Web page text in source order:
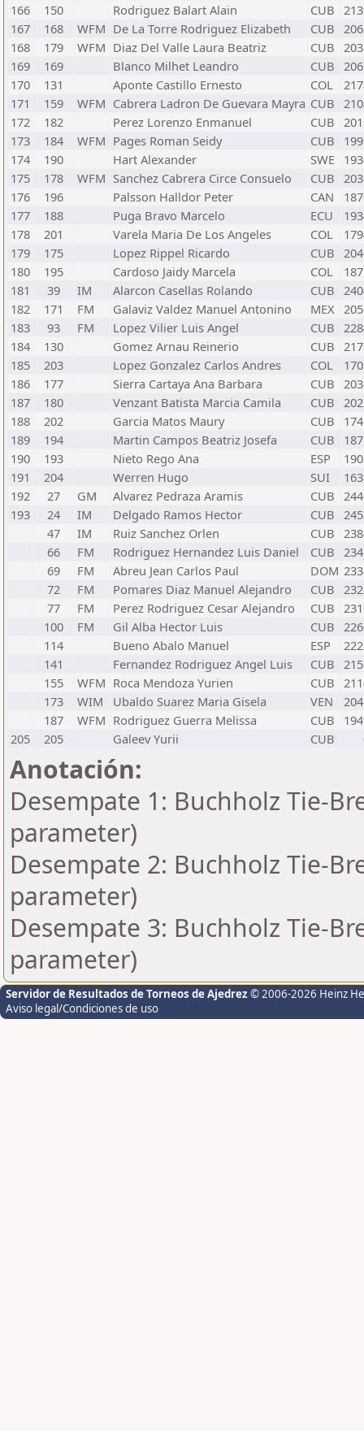
166
150 Rodriguez Balart Alain CUB
167
168 WFM De La Torre Rodriguez Elizabeth CUB
168
179 WFM Diaz Del Valle Laura Beatriz CUB
169
169 Blanco Milhet Leandro CUB
170
131 Aponte Castillo Ernesto COL
171
159 WFM Cabrera Ladron De Guevara Mayra CUB
172
182 Perez Lorenzo Enmanuel CUB
173
184 WFM Pages Roman Seidy CUB
174
190 Hart Alexander SWE
175
178 WFM Sanchez Cabrera Circe Consuelo CUB
176
196 Palsson Halldor Peter CAN
177
188 Puga Bravo Marcelo ECU
178
201 Varela Maria De Los Angeles COL
179
175 Lopez Rippel Ricardo CUB
180
195 Cardoso Jaidy Marcela COL
181
39 IM Alarcon Casellas Rolando CUB
182
171 FM Galaviz Valdez Manuel Antonino MEX
183
93 FM Lopez Vilier Luis Angel CUB
184
130 Gomez Arnau Reinerio CUB
185
203 Lopez Gonzalez Carlos Andres COL
186
177 Sierra Cartaya Ana Barbara CUB
187
180 Venzant Batista Marcia Camila CUB
188
202 Garcia Matos Maury CUB
189
194 Martin Campos Beatriz Josefa CUB
190
193 Nieto Rego Ana ESP
191
204 Werren Hugo SUI
192
27 GM Alvarez Pedraza Aramis CUB
193
24 IM Delgado Ramos Hector CUB
47
IM Ruiz Sanchez Orlen CUB
66
FM Rodriguez Hernandez Luis Daniel CUB
69
FM Abreu Jean Carlos Paul DOM
72
FM Pomares Diaz Manuel Alejandro CUB
77
FM Perez Rodriguez Cesar Alejandro CUB
100
FM Gil Alba Hector Luis CUB
114
Bueno Abalo Manuel ESP
141
Fernandez Rodriguez Angel Luis CUB
155
WFM Roca Mendoza Yurien CUB
173
WIM Ubaldo Suarez Maria Gisela VEN
187
WFM Rodriguez Guerra Melissa CUB
205
205 Galeev Yurii CUB
Anotación:
Desempate 1: Buchholz Tie-
parameter)
Desempate 2: Buchholz Tie-
parameter)
Desempate 3: Buchholz Tie-
parameter)
Servidor de Resultados de Torneos de Ajedrez © 2006-2026 Heinz
Aviso legal/Condiciones de uso